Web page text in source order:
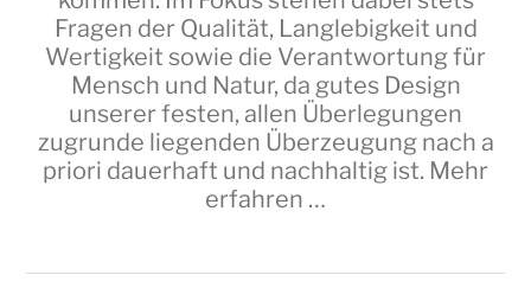
Fragen der Qualität, Langlebigkeit und
Wertigkeit sowie die Verantwortung für
Mensch und Natur, da gutes Design
unserer festen, allen Überlegungen
zugrunde liegenden Überzeugung nach a
priori dauerhaft und nachhaltig ist. Mehr
erfahren …